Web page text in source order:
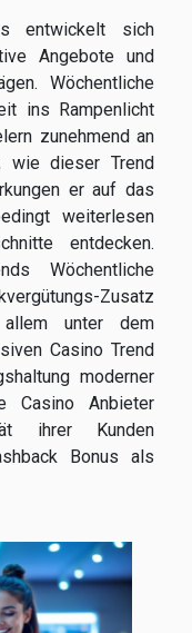
entwickelt sich
Angebote und
Wöchentliche
ins Rampenlicht
zunehmend an
wie dieser Trend
er auf das
weiterlesen
entdecken.
Wöchentliche
Zusatz
unter dem
Casino Trend
moderner
Casino Anbieter
ihrer Kunden
Bonus als